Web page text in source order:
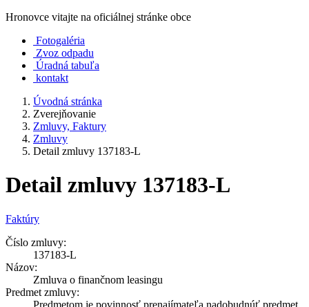
Hronovce vitajte na oficiálnej stránke obce
Fotogaléria
Zvoz odpadu
Úradná tabuľa
kontakt
Úvodná stránka
Zverejňovanie
Zmluvy, Faktury
Zmluvy
Detail zmluvy 137183-L
Detail zmluvy 137183-L
Faktúry
Číslo zmluvy:
137183-L
Názov:
Zmluva o finančnom leasingu
Predmet zmluvy:
Predmetom je povinnosť prenajímateľa nadobudnúť predmet